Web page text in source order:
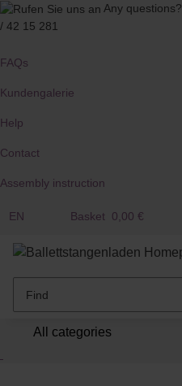
Any questions?
/ 42 15 281
FAQs
Kundengalerie
Help
Contact
Assembly instruction
EN Basket 0,00 €
All categories